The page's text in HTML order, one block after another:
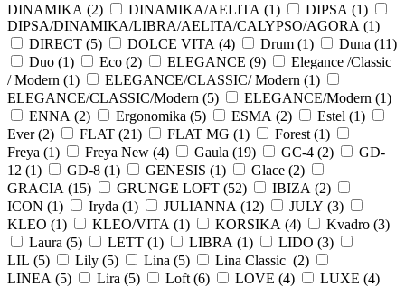
DINAMIKA (2) DINAMIKA/AELITA (1) DIPSA (1)
DIPSA/DINAMIKA/LIBRA/AELITA/CALYPSO/AGORA (1)
DIRECT (5) DOLCE VITA (4) Drum (1) Duna (11)
Duo (1) Eco (2) ELEGANCE (9)
Elegance /Classic
/ Modern (1) ELEGANCE/CLASSIC/ Modern (1)
ELEGANCE/CLASSIC/Modern (5) ELEGANCE/Modern (1)
ENNA (2) Ergonomika (5) ESMA (2) Estel (1)
Ever (2) FLAT (21) FLAT MG (1) Forest (1)
Freya (1) Freya New (4) Gaula (19) GC-4 (2)
GD-
12 (1) GD-8 (1) GENESIS (1) Glace (2)
GRACIA (15) GRUNGE LOFT (52) IBIZA (2)
ICON (1) Iryda (1) JULIANNA (12) JULY (3)
KLEO (1) KLEO/VITA (1) KORSIKA (4) Kvadro (3)
Laura (5) LETT (1) LIBRA (1) LIDO (3)
LIL (5) Lily (5) Lina (5) Lina Classic (2)
LINEA (5) Lira (5) Loft (6) LOVE (4) LUXE (4)